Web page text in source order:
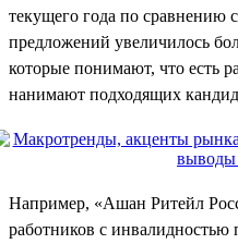
текущего года по сравнению
предложений увеличилось
которые понимают, что есть
нанимают подходящих
Например, «Ашан Ритейл
работников с инвалидностью